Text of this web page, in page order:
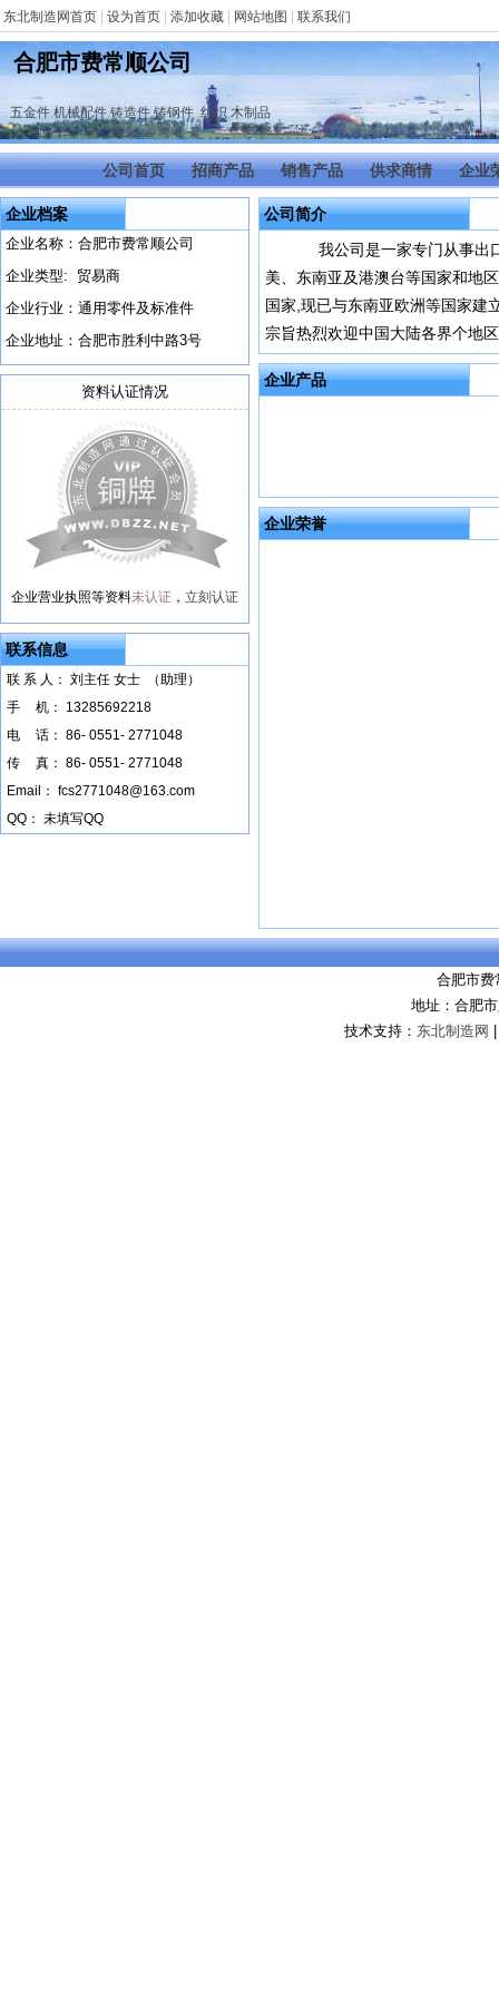
东北制造网首页 设为首页 添加收藏 网站地图 联系我们
合肥市费常顺公司
五金件,机械配件,铸造件,铸钢件,纺织,木制品
公司首页 招商产品 销售产品 供求商情 企业
企业档案
企业名称：合肥市费常顺公司
企业类型: 贸易商
企业行业：通用零件及标准件
企业地址：合肥市胜利中路3号
资料认证情况
企业营业执照等资料未认证 ， 立刻认证
联系信息
联 系 人： 刘主任 女士 （助理）
手
机： 13285692218
电
话： 86- 0551- 2771048
传
真： 86- 0551- 2771048
Email： fcs2771048@163.com
QQ： 未填写QQ
公司简介
我公司是一家专门从事出
美、东南亚及港澳台等国家和地
国家,现已与东南亚欧洲等国家建
宗旨热烈欢迎中国大陆各界个地
企业产品
企业荣誉
合肥市费
地址：合肥
技术支持： 东北制造网